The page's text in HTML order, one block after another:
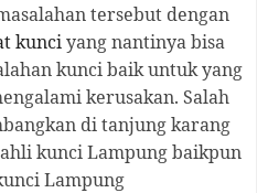
tersebut dengan
kunciyang nantinya bisa
kunci baik untuk yang
kerusakan. Salah
di tanjung karang
kunci Lampung baikpun
Lampung